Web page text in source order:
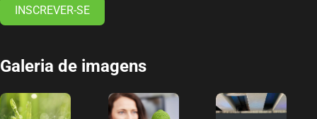
INSCREVER-SE
Galeria de imagens